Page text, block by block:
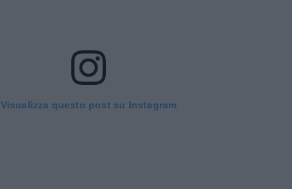
Visualizza questo post su Instagram